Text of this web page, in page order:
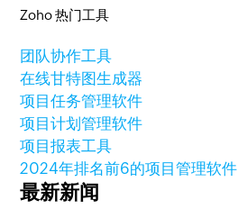
Zoho 热门工具
团队协作工具
在线甘特图生成器
项目任务管理软件
项目计划管理软件
项目报表工具
2024年排名前6的项目管理软件
最新新闻